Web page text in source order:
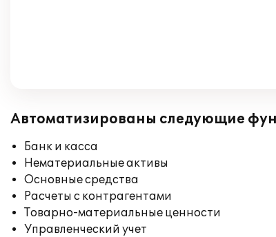
Автоматизированы следующие
Банк и касса
Нематериальные активы
Основные средства
Расчеты с контрагентами
Товарно-материальные ценности
Управленческий учет